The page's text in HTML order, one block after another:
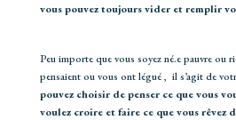
vous pouvez toujours vider et remplir
Peu importe que vous soyez né.e pauvre ou
pensaient ou vous ont légué , il s’agit de
pouvez choisir de penser ce que vous
voulez croire et faire ce que vous rêvez